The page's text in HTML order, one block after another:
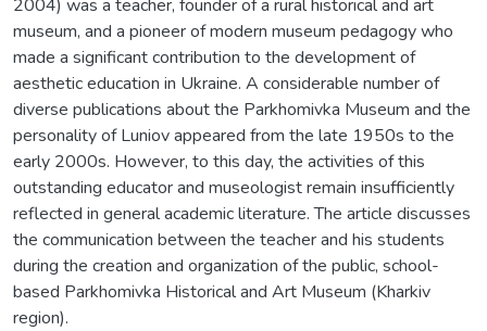
2004) was a teacher, founder of a rural historical and art
museum, and a pioneer of modern museum pedagogy who
made a significant contribution to the development of
aesthetic education in Ukraine. A considerable number of
diverse publications about the Parkhomivka Museum and the
personality of Luniov appeared from the late 1950s to the
early 2000s. However, to this day, the activities of this
outstanding educator and museologist remain insufficiently
reflected in general academic literature. The article discusses
the communication between the teacher and his students
during the creation and organization of the public, school-
based Parkhomivka Historical and Art Museum (Kharkiv
region).